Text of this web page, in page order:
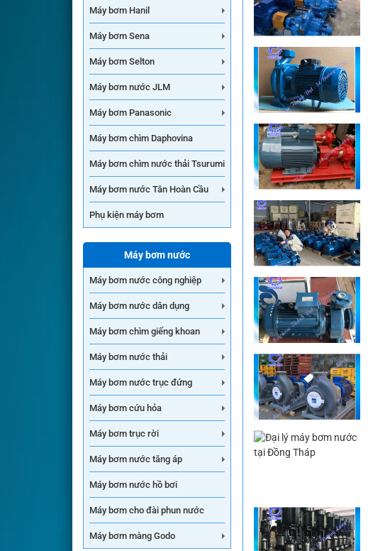
Máy bơm Hanil
Máy bơm Sena
Máy bơm Selton
Máy bơm nước JLM
Máy bơm Panasonic
Máy bơm chìm Daphovina
Máy bơm chìm nước thải Tsurumi
Máy bơm nước Tân Hoàn Cầu
Phụ kiện máy bơm
Máy bơm nước
Máy bơm nước công nghiệp
Máy bơm nước dân dụng
Máy bơm chìm giếng khoan
Máy bơm nước thải
Máy bơm nước trục đứng
Máy bơm cứu hỏa
Máy bơm trục rời
Máy bơm nước tăng áp
Máy bơm nước hồ bơi
Máy bơm cho đài phun nước
Máy bơm màng Godo